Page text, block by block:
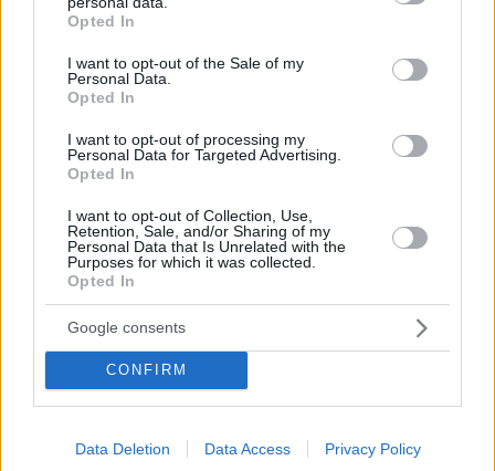
grant or deny consent to Google and its third-party tags to
use your data for below specified purposes in below Google
consent section.
Opted In
I want to opt-out of the Sale of my
Personal Data.
Opted In
I want to opt-out of processing my
Personal Data for Targeted Advertising.
Opted In
I want to opt-out of Collection, Use,
Retention, Sale, and/or Sharing of my
Personal Data that Is Unrelated with the
Purposes for which it was collected.
Opted In
Google consents
CONFIRM
Data Deletion Data Access Privacy Policy
Ο οδηγός του φορτηγού περιγράφει πώς έγινε το
τροχαίο με τους νεκρούς μάνα και γιο στις Σέρρες,
δουλειά